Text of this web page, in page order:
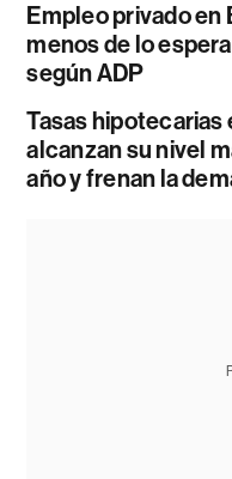
Empleo privado en
menos de lo
según ADP
Tasas hipotecarias
alcanzan su nivel
año y frenan la